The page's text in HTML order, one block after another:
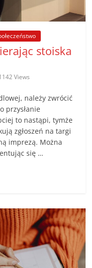
stoiska
Views
należy zwrócić
przysłanie
to nastąpi, tymże
zgłoszeń na targi
imprezą. Można
się …